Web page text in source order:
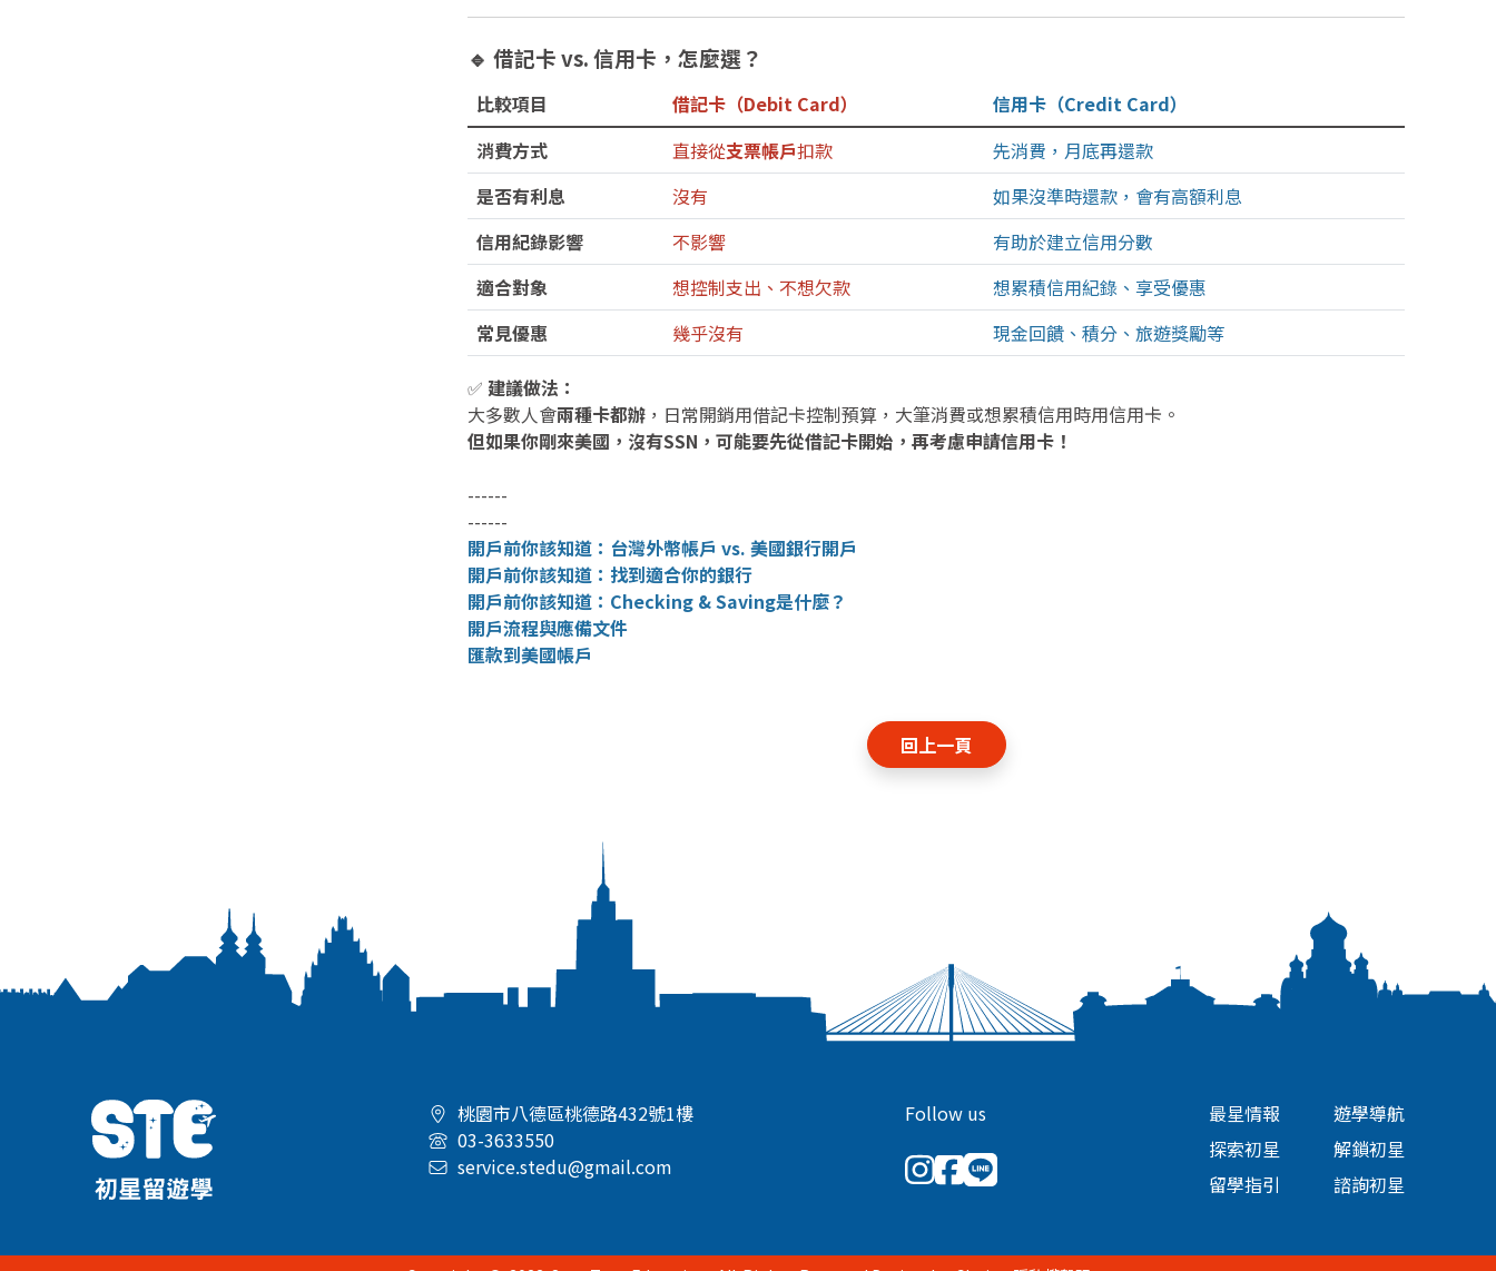
🔹 借記卡 vs. 信用卡，怎麼選？
比較項目 借記卡（Debit Card）
信用卡（Credit Card）
消費方式
直接從支票帳戶扣款
先消費，月底再還款
是否有利息
沒有
如果沒準時還款，會有高額利息
信用紀錄影響
不影響
有助於建立信用分數
適合對象
想控制支出、不想欠款
想累積信用紀錄、享受優惠
常見優惠
幾乎沒有 現金回饋、積分、旅遊獎勵等
✅ 建議做法：
大多數人會兩種卡都辦 ，日常開銷用借記卡控制預算，大筆消費或想累積信用時用信用卡。
但如果你剛來美國，沒有SSN，可能要先從借記卡開始，再考慮申請信用卡！
------
------
開戶前你該知道：台灣外幣帳戶 vs. 美國銀行開戶
開戶前你該知道：找到適合你的銀行
開戶前你該知道：Checking & Saving是什麼？
開戶流程與應備文件
匯款到美國帳戶
回上一頁
桃園市八德區桃德路432號1樓
03-3633550
service.stedu@gmail.com
Follow us
最星情報
探索初星
留學指引
遊學導航
解鎖初星
諮詢初星